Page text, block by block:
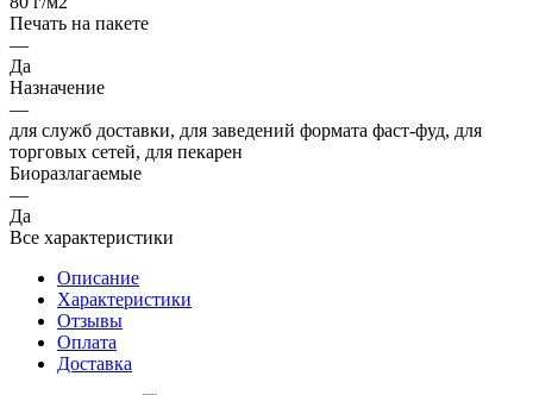
Печать на пакете
—
Да
Назначение
—
для служб доставки, для заведений формата фаст-фуд, для
торговых сетей, для пекарен
Биоразлагаемые
—
Да
Все характеристики
Описание
Характеристики
Отзывы
Оплата
Доставка